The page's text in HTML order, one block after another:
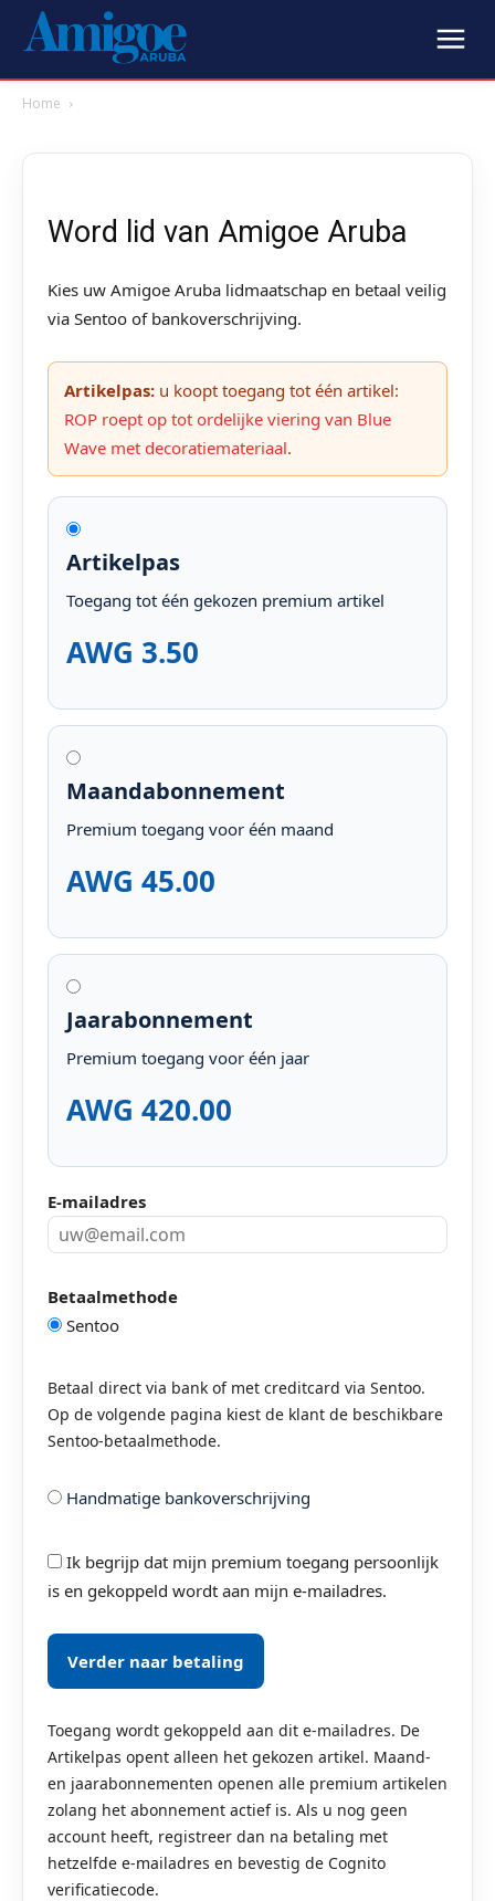
Home
Word lid van Amigoe Aruba
Kies uw Amigoe Aruba lidmaatschap en betaal veilig
via Sentoo of bankoverschrijving.
Artikelpas: u koopt toegang tot één artikel:
ROP roept op tot ordelijke viering van Blue
Wave met decoratiemateriaal.
Artikelpas
Toegang tot één gekozen premium artikel
AWG 3.50
Maandabonnement
Premium toegang voor één maand
AWG 45.00
Jaarabonnement
Premium toegang voor één jaar
AWG 420.00
E-mailadres
Betaalmethode
Sentoo
Betaal direct via bank of met creditcard via Sentoo.
Op de volgende pagina kiest de klant de beschikbare
Sentoo-betaalmethode.
Handmatige bankoverschrijving
Ik begrijp dat mijn premium toegang persoonlijk
is en gekoppeld wordt aan mijn e-mailadres.
Verder naar betaling
Toegang wordt gekoppeld aan dit e-mailadres. De
Artikelpas opent alleen het gekozen artikel. Maand-
en jaarabonnementen openen alle premium artikelen
zolang het abonnement actief is. Als u nog geen
account heeft, registreer dan na betaling met
hetzelfde e-mailadres en bevestig de Cognito
verificatiecode.